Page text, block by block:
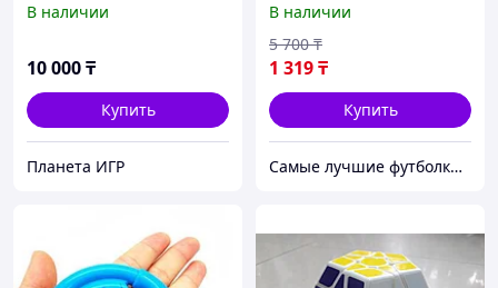
В наличии
10 000₸
Купить
Планета ИГР
форме гоночного руля
(Синий)
В наличии
1 319₸
5 700 ₸
Купить
Самые лучшие футболки на планете продаются тут.